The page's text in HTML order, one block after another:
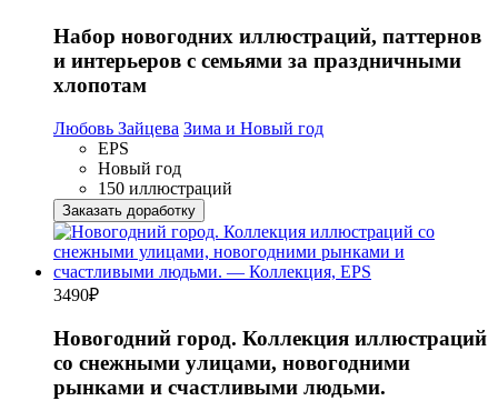
Набор новогодних иллюстраций, паттернов
и интерьеров с семьями за праздничными
хлопотам
Любовь Зайцева Зима и Новый год
EPS
Новый год
150 иллюстраций
Заказать доработку
3490₽
Новогодний город. Коллекция иллюстраций
со снежными улицами, новогодними
рынками и счастливыми людьми.